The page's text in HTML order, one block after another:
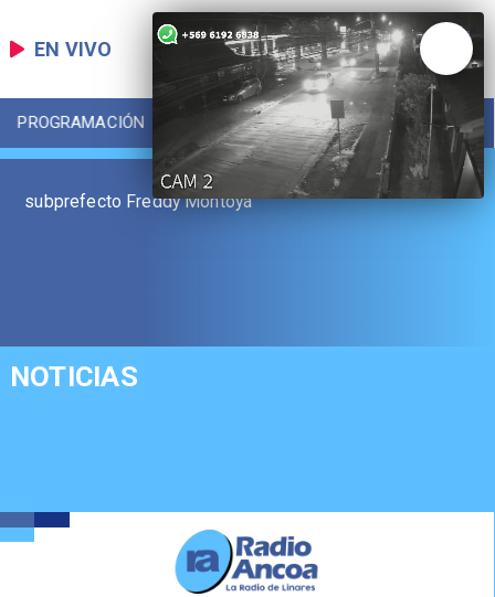
EN VIVO
PROGRAMACIÓN LOCAL DEPORTES
subprefecto Freddy Montoya
NOTICIAS